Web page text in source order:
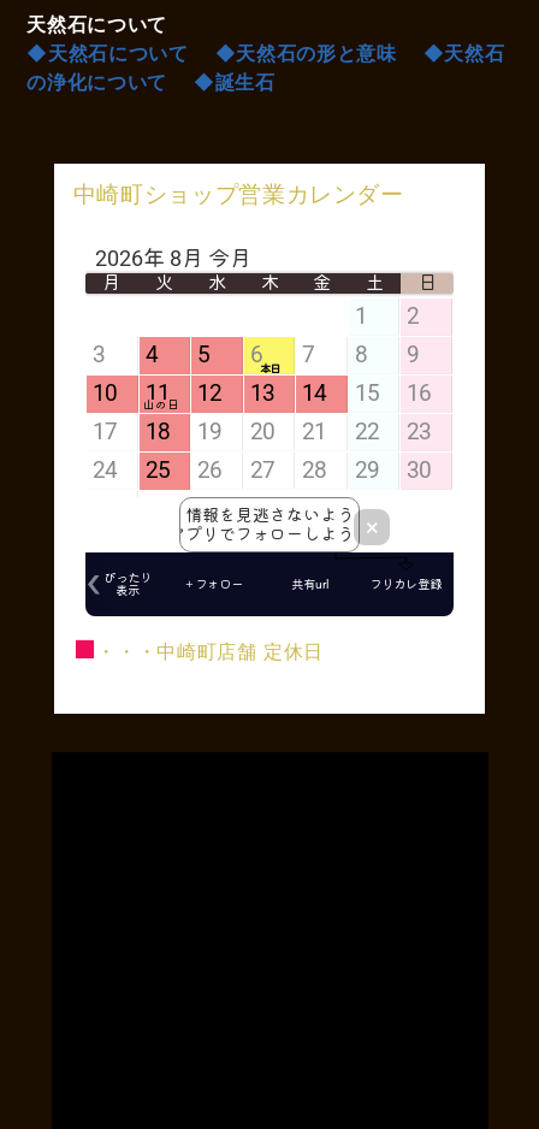
天然石について
◆天然石について
◆天然石の形と意味
◆天然石
の浄化について
◆誕生石
中崎町ショップ営業カレンダー
■ ・・・中崎町店舗 定休日